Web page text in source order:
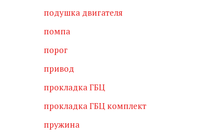
подушка двигателя
помпа
порог
привод
прокладка ГБЦ
прокладка ГБЦ комплект
пружина